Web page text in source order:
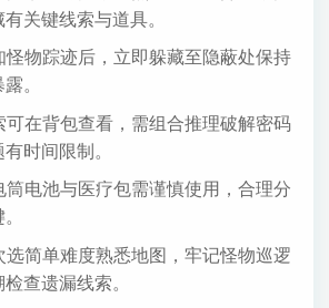
关键线索与道具。
怪物踪迹后，立即躲藏至隐蔽处保持
。
可在背包查看，需组合推理破解密码
时间限制。
筒电池与医疗包需谨慎使用，合理分
选简单难度熟悉地图，牢记怪物巡逻
查遗漏线索。